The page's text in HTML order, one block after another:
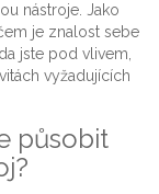
nástroje. Jako
je znalost sebe
jste pod vlivem,
vyžadujících
působit